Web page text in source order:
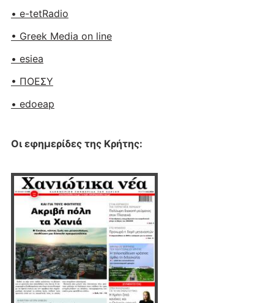
• e-tetRadio
• Greek Media on line
• esiea
• ΠΟΕΣΥ
• edoeap
Οι εφημερίδες της Κρήτης: